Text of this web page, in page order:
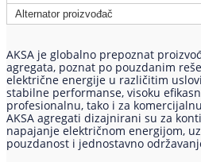
Alternator proizvođač
AKSA je globalno prepoznat
agregata, poznat po pouzdanim
električne energije u različitim
stabilne performanse, visoku
profesionalnu, tako i za
AKSA agregati dizajnirani su za
napajanje električnom energijom,
pouzdanost i jednostavno